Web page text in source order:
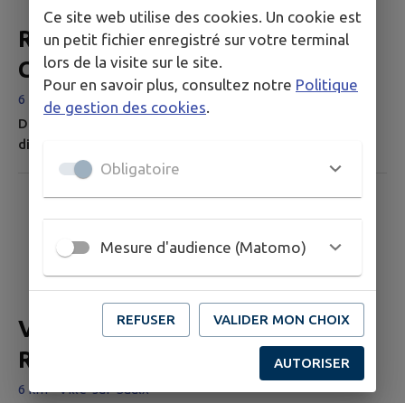
Randonnée pédestre des
Châteaux - Ville-sur-Saulx
6 km - Ville-sur-Saulx
Découvrez le sud meusien, ses espaces naturels, la
diversité de sa faune et de sa flore, sans oublier son
patrimoine remarquable à travers nos circuits de
présentation, points d´intérêt, etc. Et laissez-vous guider
VISITE VIRTUELLE / Village
Renaissance (Ville-sur-Saulx)
6 km - Ville-sur-Saulx
Ce site web utilise des cookies. Un cookie est
un petit fichier enregistré sur votre terminal
lors de la visite sur le site.
Pour en savoir plus, consultez notre Politique
de gestion des cookies
Obligatoire
Mesure d'audience (Matomo)
REFUSER VALIDER MON CHOIX
AUTORISER